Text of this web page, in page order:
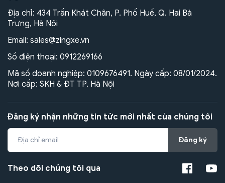
Địa chỉ: 434 Trần Khát Chân, P. Phố Huế, Q. Hai Bà
Trưng, Hà Nội
Email: sales@zingxe.vn
Số điện thoại: 0912269166
Mã số doanh nghiệp: 0109676491. Ngày cấp: 08/01/2024.
Nơi cấp: SKH & ĐT TP. Hà Nội
Đăng ký nhận những tin tức mới nhất của chúng tôi
Đăng ký
Theo dõi chúng tôi qua